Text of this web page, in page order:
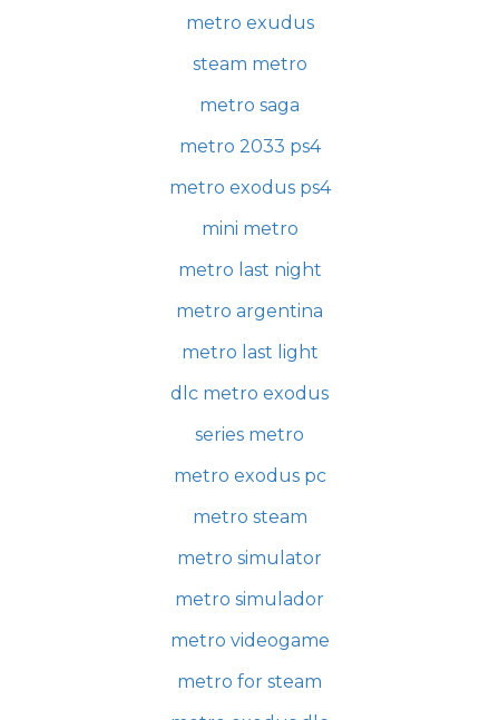
metro exudus
steam metro
metro saga
metro 2033 ps4
metro exodus ps4
mini metro
metro last night
metro argentina
metro last light
dlc metro exodus
series metro
metro exodus pc
metro steam
metro simulator
metro simulador
metro videogame
metro for steam